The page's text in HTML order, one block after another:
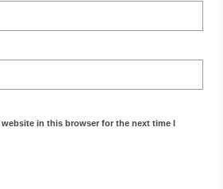
website in this browser for the next time I